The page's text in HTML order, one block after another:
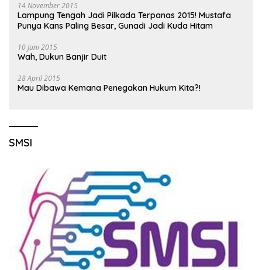
14 November 2015
Lampung Tengah Jadi Pilkada Terpanas 2015! Mustafa
Punya Kans Paling Besar, Gunadi Jadi Kuda Hitam
10 Juni 2015
Wah, Dukun Banjir Duit
28 April 2015
Mau Dibawa Kemana Penegakan Hukum Kita?!
SMSI